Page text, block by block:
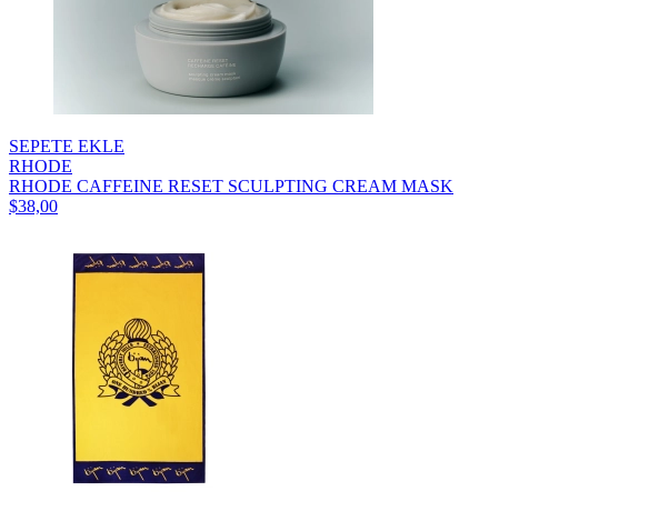
SEPETE EKLE
RHODE
RHODE CAFFEINE RESET SCULPTING CREAM MASK
$38,00